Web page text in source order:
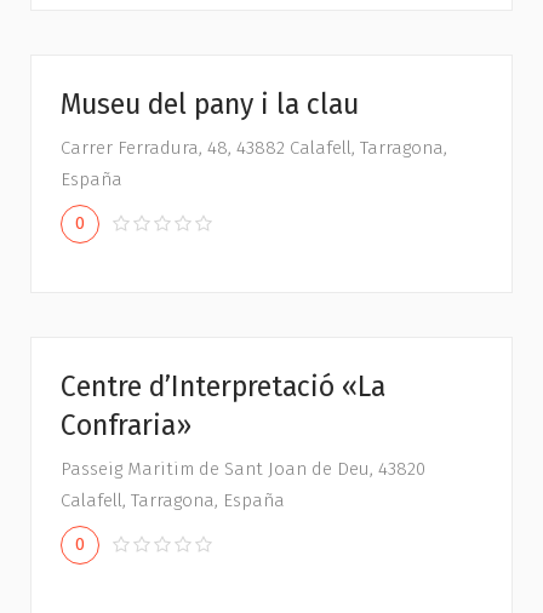
Museu del pany i la clau
Carrer Ferradura, 48, 43882 Calafell, Tarragona,
España
0
Centre d’Interpretació «La
Confraria»
Passeig Maritim de Sant Joan de Deu, 43820
Calafell, Tarragona, España
0